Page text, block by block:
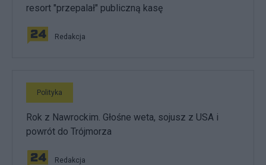
resort "przepalał" publiczną kasę
Redakcja
Polityka
Rok z Nawrockim. Głośne weta, sojusz z USA i
powrót do Trójmorza
Redakcja